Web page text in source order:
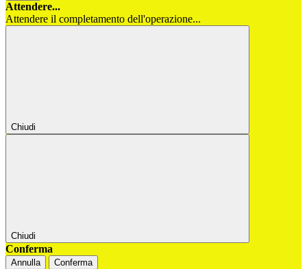
Attendere...
Attendere il completamento dell'operazione...
Chiudi
Chiudi
Conferma
Annulla Conferma